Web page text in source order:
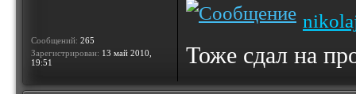
Сообщений: 265
Зарегистрирован: 13 май 2010,
19:51
Тоже сдал на